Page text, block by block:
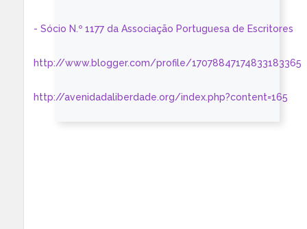
- Sócio N.º 1177 da Associação Portuguesa de Escritores
http://www.blogger.com/profile/17078847174833183365
http://avenidadaliberdade.org/index.php?content=165